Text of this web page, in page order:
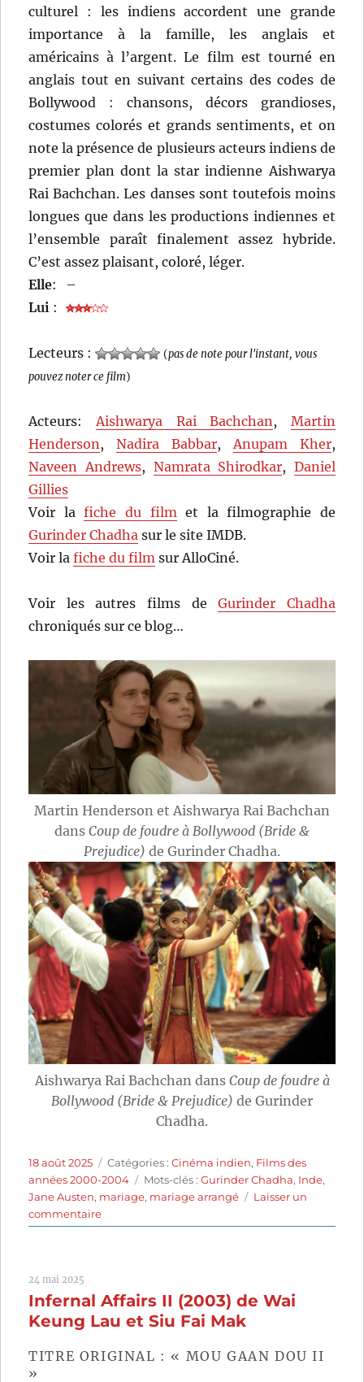
culturel : les indiens accordent une grande
importance à la famille, les anglais et
américains à l’argent. Le film est tourné en
anglais tout en suivant certains des codes de
Bollywood : chansons, décors grandioses,
costumes colorés et grands sentiments, et on
note la présence de plusieurs acteurs indiens de
premier plan dont la star indienne Aishwarya
Rai Bachchan. Les danses sont toutefois moins
longues que dans les productions indiennes et
l’ensemble paraît finalement assez hybride.
C’est assez plaisant, coloré, léger.
Elle:
–
Lui :
Lecteurs : (pas de note pour l'instant, vous
pouvez noter ce film)
Acteurs: Aishwarya Rai Bachchan , Martin
Henderson ,Nadira Babbar, Anupam Kher,
Naveen Andrews, Namrata Shirodkar, Daniel
Gillies
Voir lafiche du film et la filmographie de
Gurinder Chadha sur le site IMDB.
Voir lafiche du film sur AlloCiné.
Voir les autres films deGurinder Chadha
chroniqués sur ce blog…
Martin Henderson et Aishwarya Rai Bachchan
dans Coup de foudre à Bollywood (Bride &
Prejudice) de Gurinder Chadha.
Aishwarya Rai Bachchan dans Coup de foudre à
Bollywood (Bride & Prejudice) de Gurinder
Chadha.
Publié
le
18 août 2025 Catégories
Catégories :Cinéma indien, Films des
années 2000-2004
Étiquettes
Mots-clés :Gurinder Chadha, Inde,
Jane Austen, mariage, mariage arrangé
Laisser un
commentairesur
Coup
Bollywood
(2004)
Gurinder
24 mai 2025
Infernal Affairs II (2003) de Wai
Keung Lau et Siu Fai Mak
TITRE ORIGINAL : « MOU GAAN DOU II
»